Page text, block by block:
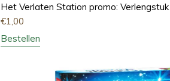
Het Verlaten Station promo: Verlengstuk
€1,00
Bestellen